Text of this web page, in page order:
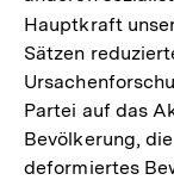
Hauptkraft
Sätzen
Partei auf das
Bevölkerung,
deformiertes